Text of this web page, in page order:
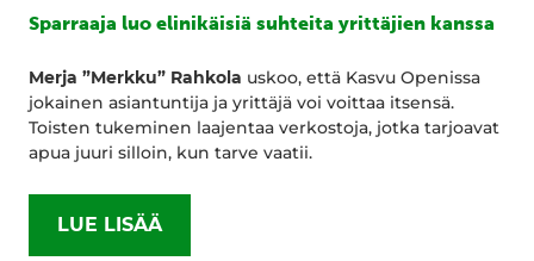
Sparraaja luo elinikäisiä suhteita yrittäjien kanssa
Merja ”Merkku” Rahkola uskoo, että Kasvu Openissa
jokainen asiantuntija ja yrittäjä voi voittaa itsensä.
Toisten tukeminen laajentaa verkostoja, jotka tarjoavat
apua juuri silloin, kun tarve vaatii.
LUE LISÄÄ